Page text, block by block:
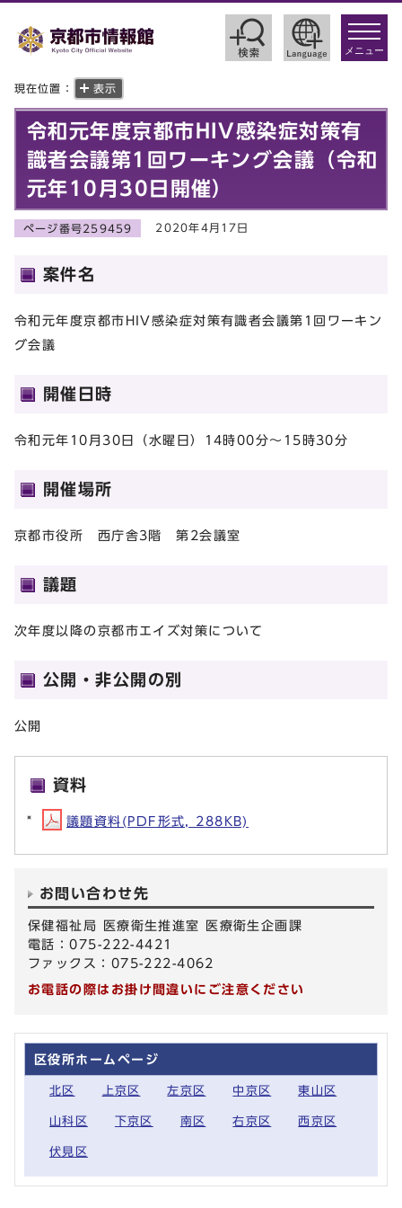
toggle
メニュー
現在位置： 表示
令和元年度京都市HIV感染症対策有
識者会議第1回ワーキング会議（令和
元年10月30日開催）
ページ番号259459 2020年4月17日
案件名
令和元年度京都市HIV感染症対策有識者会議第1回ワーキン
グ会議
開催日時
令和元年10月30日（水曜日）14時00分～15時30分
開催場所
京都市役所 西庁舎3階 第2会議室
議題
次年度以降の京都市エイズ対策について
公開・非公開の別
公開
資料
議題資料(PDF形式, 288KB)
お問い合わせ先
保健福祉局 医療衛生推進室 医療衛生企画課
電話：075-222-4421
ファックス：075-222-4062
お電話の際はお掛け間違いにご注意ください
区役所ホームページ
北区 上京区 左京区 中京区 東山区
山科区 下京区 南区 右京区 西京区
伏見区